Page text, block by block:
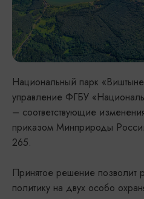
Национальный парк
управление ФГБУ
– соответствующие
приказом Минприроды
265.
Принятое решение позволит
политику на двух особо